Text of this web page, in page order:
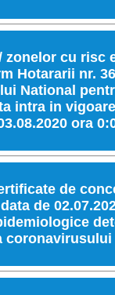
zonelor cu risc
Hotararii nr.
National
intra in
ora
de
de
coronavirusului